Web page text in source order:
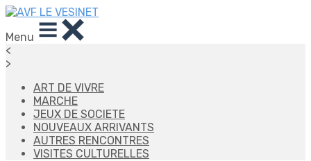
Menu
<
>
ART DE VIVRE
MARCHE
JEUX DE SOCIETE
NOUVEAUX ARRIVANTS
AUTRES RENCONTRES
VISITES CULTURELLES